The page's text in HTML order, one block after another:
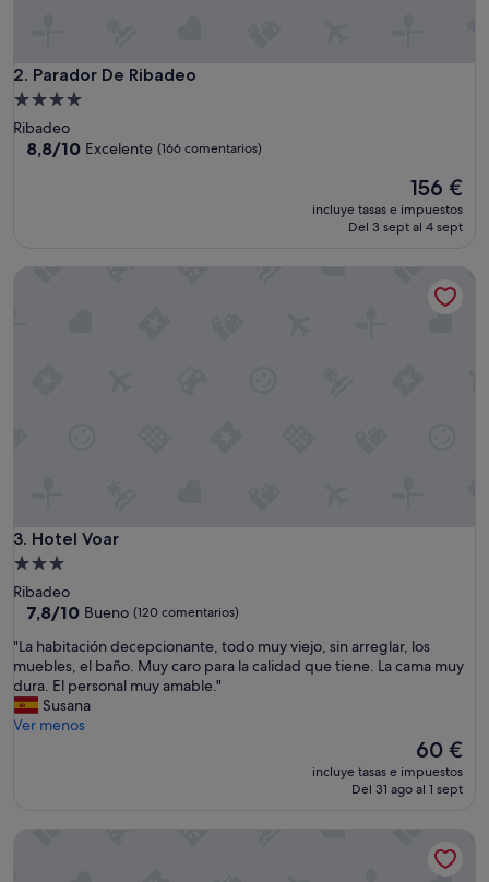
"2. Parador De Ribadeo
Parador De Ribadeo
Alojamiento
de
4.0 estrellas
Ribadeo
8.8
8,8/10 Excelente (166 comentarios)
El
precio
actual
156 €
incluye tasas e impuestos
Del 3 sept al 4 sept
3. Hotel Voar
Hotel Voar
Alojamiento
de
3.0 estrellas
Ribadeo
7.8
10,
Bueno,
(120 comentarios)
7,8/10 Bueno (120 comentarios)
"
L
a
h
a
"La habitación decepcionante, todo muy viejo, sin arreglar, los
muebles, el baño. Muy caro para la calidad que tiene. La cama muy
dura. El personal muy amable."
Susana
Ver menos
El
precio
actual
60 €
incluye tasas e impuestos
Del 31 ago al 1 sept